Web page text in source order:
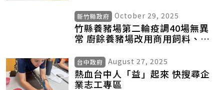
新竹縣政府 October 29, 2025
竹縣養豬場第二輪疫調40場無異
常 廚餘養豬場改用商用飼料、植
台中政府 August 27, 2025
熱血台中人「益」起來 快搜尋企
業志工專區